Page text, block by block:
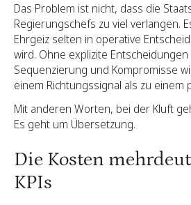
Das Problem ist nicht, dass die
Regierungschefs zu viel verlangen.
Ehrgeiz selten in operative
wird. Ohne explizite Entscheidungen
Sequenzierung und Kompromisse
einem Richtungssignal als zu einem
Mit anderen Worten, bei der Kluft
Es geht um Übersetzung.
Die Kosten
KPIs